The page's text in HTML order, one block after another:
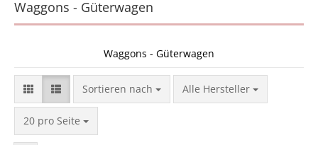
Waggons - Güterwagen
Waggons - Güterwagen
Sortieren nach
Sortieren nach Alle Hersteller
20 pro Seite
pro Seite